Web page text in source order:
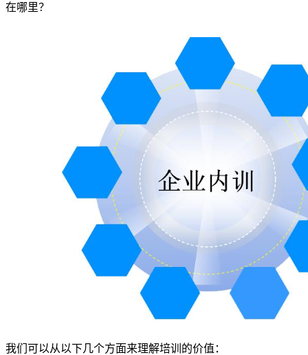
在哪里？
我们可以从以下几个方面来理解培训的价值：